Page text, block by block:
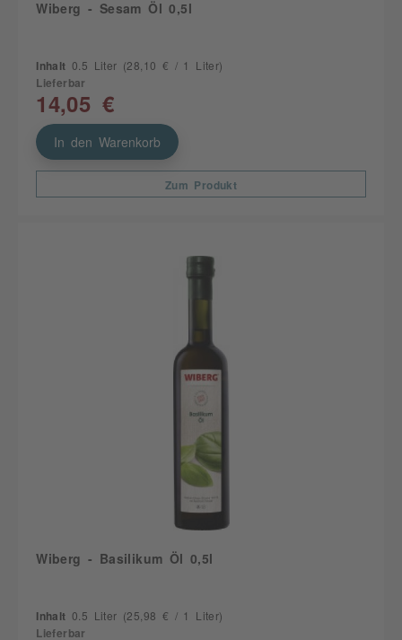
Wiberg - Sesam Öl 0,5l
Inhalt 0.5 Liter (28,10 € / 1 Liter)
Lieferbar
14,05 €
In den Warenkorb
Zum Produkt
Wiberg - Basilikum Öl 0,5l
Inhalt 0.5 Liter (25,98 € / 1 Liter)
Lieferbar